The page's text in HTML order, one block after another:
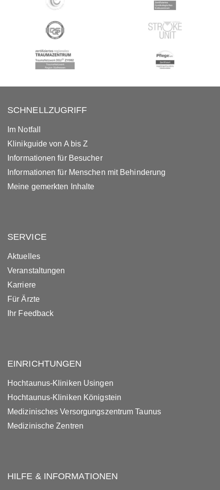
SCHNELLZUGRIFF
Im Notfall
Klinikguide von A bis Z
Informationen für Besucher
Informationen für Menschen mit Behinderung
Meine gemerkten Inhalte
SERVICE
Aktuelles
Veranstaltungen
Karriere
Für Ärzte
Ihr Feedback
EINRICHTUNGEN
Hochtaunus-Kliniken Usingen
Hochtaunus-Kliniken Königstein
Medizinisches Versorgungszentrum Taunus
Medizinische Zentren
HILFE & INFORMATIONEN